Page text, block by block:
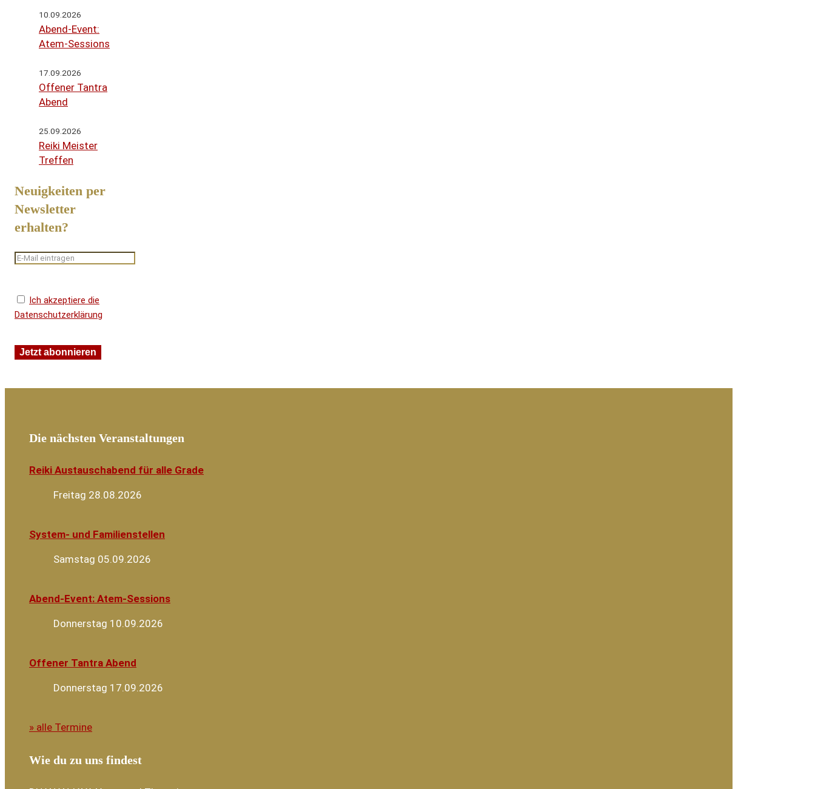
10.09.2026
Abend-Event:
Atem-Sessions
17.09.2026
Offener Tantra
Abend
25.09.2026
Reiki Meister
Treffen
Neuigkeiten per
Newsletter
erhalten?
Ich akzeptiere die
Datenschutzerklärung
Die nächsten Veranstaltungen
Reiki Austauschabend für alle Grade
Freitag 28.08.2026
System- und Familienstellen
Samstag 05.09.2026
Abend-Event: Atem-Sessions
Donnerstag 10.09.2026
Offener Tantra Abend
Donnerstag 17.09.2026
» alle Termine
Wie du zu uns findest